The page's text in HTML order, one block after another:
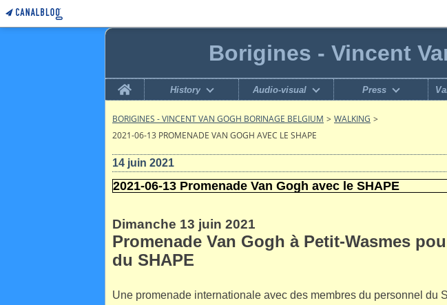
Borigines - Vincent
Home
History Audio-visual Press
BORIGINES - VINCENT VAN GOGH BORINAGE BELGIUM > WALKING >
2021-06-13 PROMENADE VAN GOGH AVEC LE SHAPE
14 juin 2021
2021-06-13 Promenade Van Gogh avec le SHAPE
Dimanche 13 juin 2021
Promenade Van Gogh à Petit-Wasmes
du SHAPE
Une promenade internationale avec des membres du personnel du